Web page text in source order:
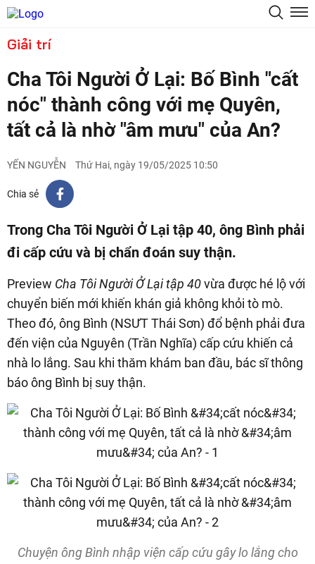
Giải trí
Cha Tôi Người Ở Lại: Bố Bình "cất
nóc" thành công với mẹ Quyên,
tất cả là nhờ "âm mưu" của An?
YẾN NGUYỄN Thứ Hai, ngày 19/05/2025 10:50
Chia sẻ
Trong Cha Tôi Người Ở Lại tập 40, ông Bình phải
đi cấp cứu và bị chẩn đoán suy thận.
Preview Cha Tôi Người Ở Lại tập 40vừa được hé lộ với
chuyển biến mới khiến khán giả không khỏi tò mò.
Theo đó, ông Bình (NSƯT Thái Sơn) đổ bệnh phải đưa
đến viện của Nguyên (Trần Nghĩa) cấp cứu khiến cả
nhà lo lắng. Sau khi thăm khám ban đầu, bác sĩ thông
báo ông Bình bị suy thận.
Chuyện ông Bình nhập viện cấp cứu gây lo lắng cho